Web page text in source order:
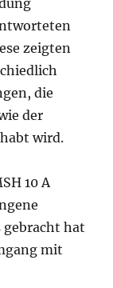
zeigten
die
der
wird.
10 A
gebracht hat
mit